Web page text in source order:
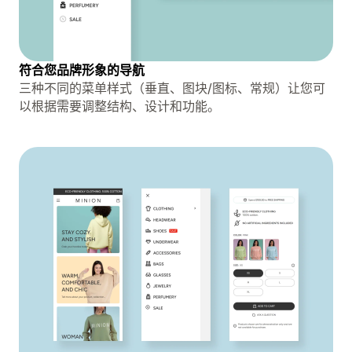
符合您品牌形象的导航
三种不同的菜单样式（垂直、图块/图标、常规）让您可
以根据需要调整结构、设计和功能。